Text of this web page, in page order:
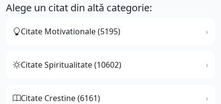
Alege un citat din altă categorie:
Citate Motivationale (5195)
Citate Spiritualitate (10602)
Citate Crestine (6161)